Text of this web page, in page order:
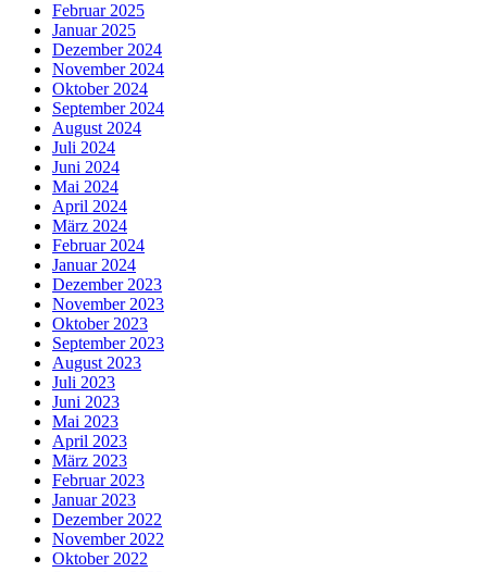
Februar 2025
Januar 2025
Dezember 2024
November 2024
Oktober 2024
September 2024
August 2024
Juli 2024
Juni 2024
Mai 2024
April 2024
März 2024
Februar 2024
Januar 2024
Dezember 2023
November 2023
Oktober 2023
September 2023
August 2023
Juli 2023
Juni 2023
Mai 2023
April 2023
März 2023
Februar 2023
Januar 2023
Dezember 2022
November 2022
Oktober 2022